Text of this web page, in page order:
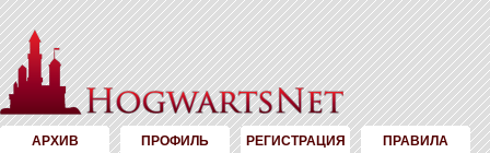
АРХИВ ПРОФИЛЬ РЕГИСТРАЦИЯ ПРАВИЛА